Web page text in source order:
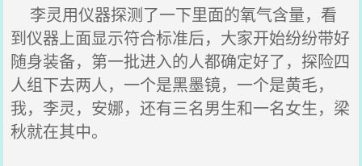
李灵用仪器探测了一下里面的氧气含量，看
到仪器上面显示符合标准后，大家开始纷纷带好
随身装备，第一批进入的人都确定好了，探险四
人组下去两人，一个是黑墨镜，一个是黄毛，
我，李灵，安娜，还有三名男生和一名女生，梁
秋就在其中。